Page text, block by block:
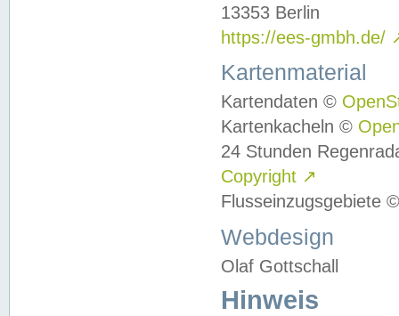
13353 Berlin
https://ees-gmbh.de/
Kartenmaterial
Kartendaten ©
Kartenkacheln ©
24 Stunden
Copyright ↗
Flusseinzugsgebiete
Webdesign
Olaf Gottschall
Hinweis